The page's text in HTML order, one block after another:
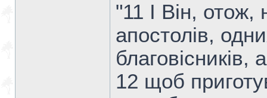
"11 І Він,
апостолів,
благовісників,
12 щоб